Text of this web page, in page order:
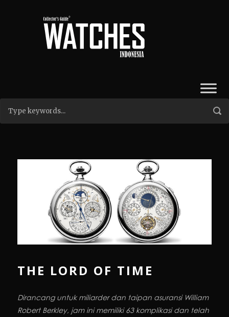
THE LORD OF TIME
Dirancang untuk miliarder dan taipan asuransi William
Robert Berkley, jam ini memiliki 63 komplikasi dan telah